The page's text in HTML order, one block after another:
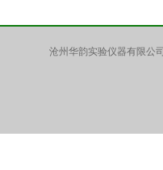
沧州华韵实验仪器有限公